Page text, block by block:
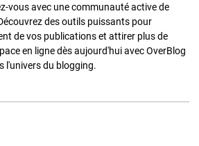
vous avec une communauté active de
des outils puissants pour
de vos publications et attirer plus de
en ligne dès aujourd'hui avec OverBlog
l'univers du blogging.